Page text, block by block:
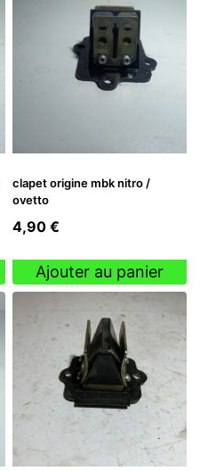
clapet origine mbk nitro /
ovetto
4,90 €
Ajouter au panier